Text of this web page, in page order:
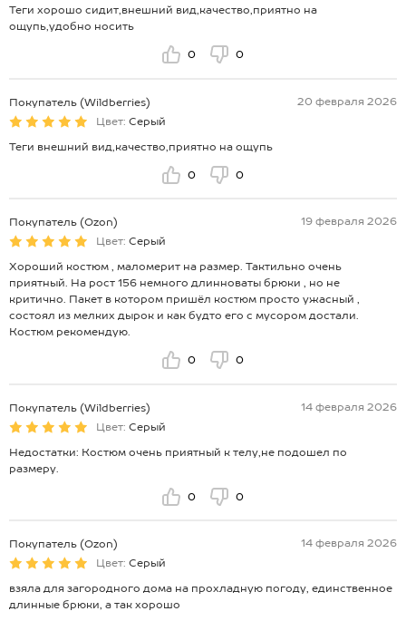
Теги хорошо сидит,внешний вид,качество,приятно на
ощупь,удобно носить
0 0
Покупатель (Wildberries)
20 февраля 2026
Цвет: Серый
Теги внешний вид,качество,приятно на ощупь
0 0
Покупатель (Ozon)
19 февраля 2026
Цвет: Серый
Хороший костюм , маломерит на размер. Тактильно очень
приятный. На рост 156 немного длинноваты брюки , но не
критично. Пакет в котором пришёл костюм просто ужасный ,
состоял из мелких дырок и как будто его с мусором достали.
Костюм рекомендую.
0 0
Покупатель (Wildberries)
14 февраля 2026
Цвет: Серый
Недостатки: Костюм очень приятный к телу,не подошел по
размеру.
0 0
Покупатель (Ozon)
14 февраля 2026
Цвет: Серый
взяла для загородного дома на прохладную погоду, единственное
длинные брюки, а так хорошо